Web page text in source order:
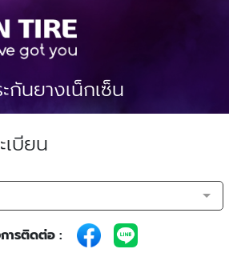
กันยางเน็กเซ็น
เบียน
ารติดต่อ :